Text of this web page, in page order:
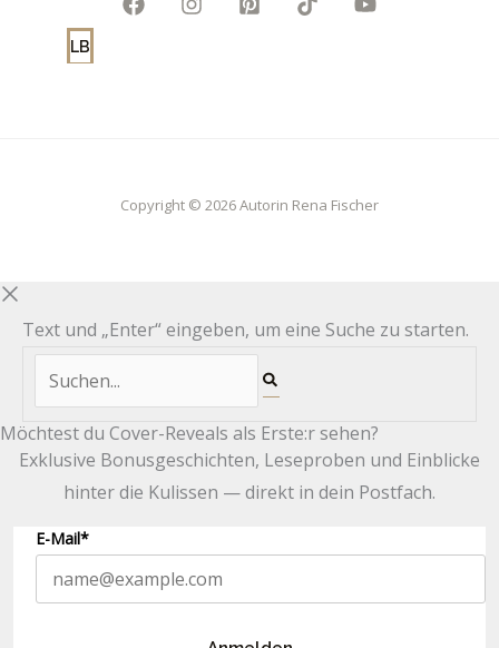
LB
Copyright © 2026 Autorin Rena Fischer
Text und „Enter“ eingeben, um eine Suche zu starten.
Möchtest du Cover-Reveals als Erste:r sehen?
Exklusive Bonusgeschichten, Leseproben und Einblicke
hinter die Kulissen — direkt in dein Postfach.
E-Mail*